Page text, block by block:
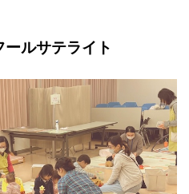
ルサテライト